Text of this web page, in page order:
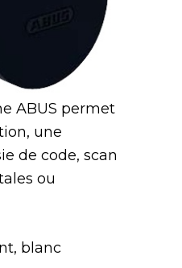
ABUS permet
une
de code, scan
ou
blanc